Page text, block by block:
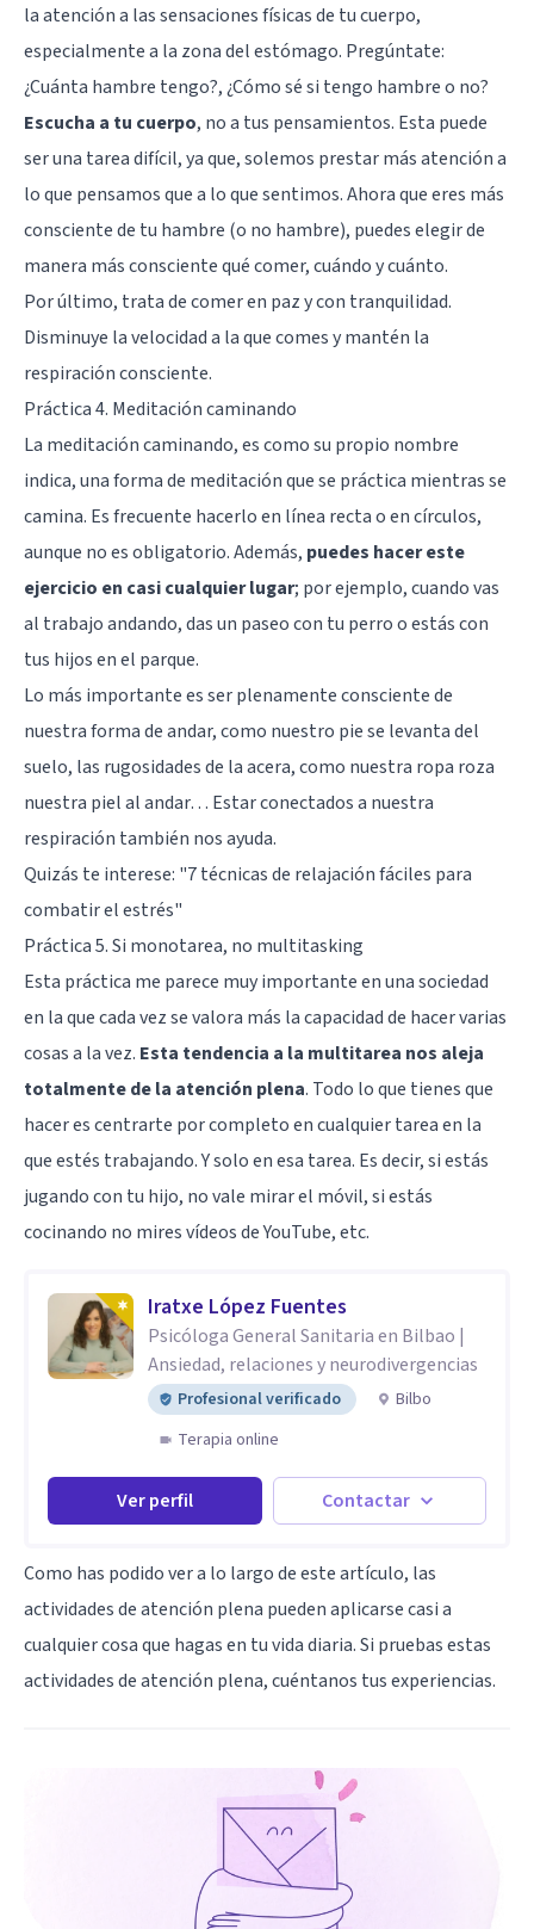
la atención a las sensaciones físicas de tu cuerpo,
especialmente a la zona del estómago. Pregúntate:
¿Cuánta hambre tengo?, ¿Cómo sé si tengo hambre o no?
Escucha a tu cuerpo, no a tus pensamientos. Esta puede
ser una tarea difícil, ya que, solemos prestar más atención a
lo que pensamos que a lo que sentimos. Ahora que eres más
consciente de tu hambre (o no hambre), puedes elegir de
manera más consciente qué comer, cuándo y cuánto.
Por último, trata de comer en paz y con tranquilidad.
Disminuye la velocidad a la que comes y mantén la
respiración consciente.
Práctica 4. Meditación caminando
La meditación caminando, es como su propio nombre
indica, una forma de meditación que se práctica mientras se
camina. Es frecuente hacerlo en línea recta o en círculos,
aunque no es obligatorio. Además, puedes hacer este
ejercicio en casi cualquier lugar; por ejemplo, cuando vas
al trabajo andando, das un paseo con tu perro o estás con
tus hijos en el parque.
Lo más importante es ser plenamente consciente de
nuestra forma de andar, como nuestro pie se levanta del
suelo, las rugosidades de la acera, como nuestra ropa roza
nuestra piel al andar… Estar conectados a nuestra
respiración también nos ayuda.
Quizás te interese: "7 técnicas de relajación fáciles para
combatir el estrés"
Práctica 5. Si monotarea, no multitasking
Esta práctica me parece muy importante en una sociedad
en la que cada vez se valora más la capacidad de hacer varias
cosas a la vez. Esta tendencia a la multitarea nos aleja
totalmente de la atención plena. Todo lo que tienes que
hacer es centrarte por completo en cualquier tarea en la
que estés trabajando. Y solo en esa tarea. Es decir, si estás
jugando con tu hijo, no vale mirar el móvil, si estás
cocinando no mires vídeos de YouTube, etc.
Iratxe López Fuentes
Psicóloga General Sanitaria en Bilbao |
Ansiedad, relaciones y neurodivergencias
Profesional verificado
Bilbo
Terapia online
Ver perfil Contactar
Como has podido ver a lo largo de este artículo, las
actividades de atención plena pueden aplicarse casi a
cualquier cosa que hagas en tu vida diaria. Si pruebas estas
actividades de atención plena, cuéntanos tus experiencias.